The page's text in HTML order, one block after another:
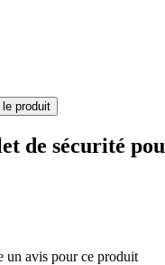
le produit
de sécurité
un avis pour ce produit